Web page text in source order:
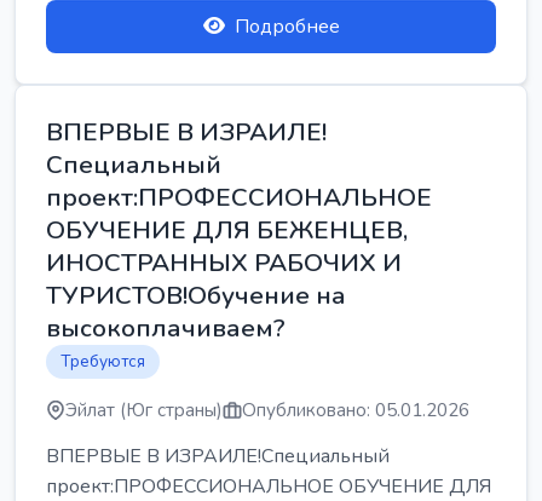
Подробнее
ВПЕРВЫЕ В ИЗРАИЛЕ!
Специальный
проект:ПРОФЕССИОНАЛЬНОЕ
ОБУЧЕНИЕ ДЛЯ БЕЖЕНЦЕВ,
ИНОСТРАННЫХ РАБОЧИХ И
ТУРИСТОВ!Обучение на
высокоплачиваем?
Требуются
Эйлат (Юг страны) Опубликовано: 05.01.2026
ВПЕРВЫЕ В ИЗРАИЛЕ!Специальный
проект:ПРОФЕССИОНАЛЬНОЕ ОБУЧЕНИЕ ДЛЯ